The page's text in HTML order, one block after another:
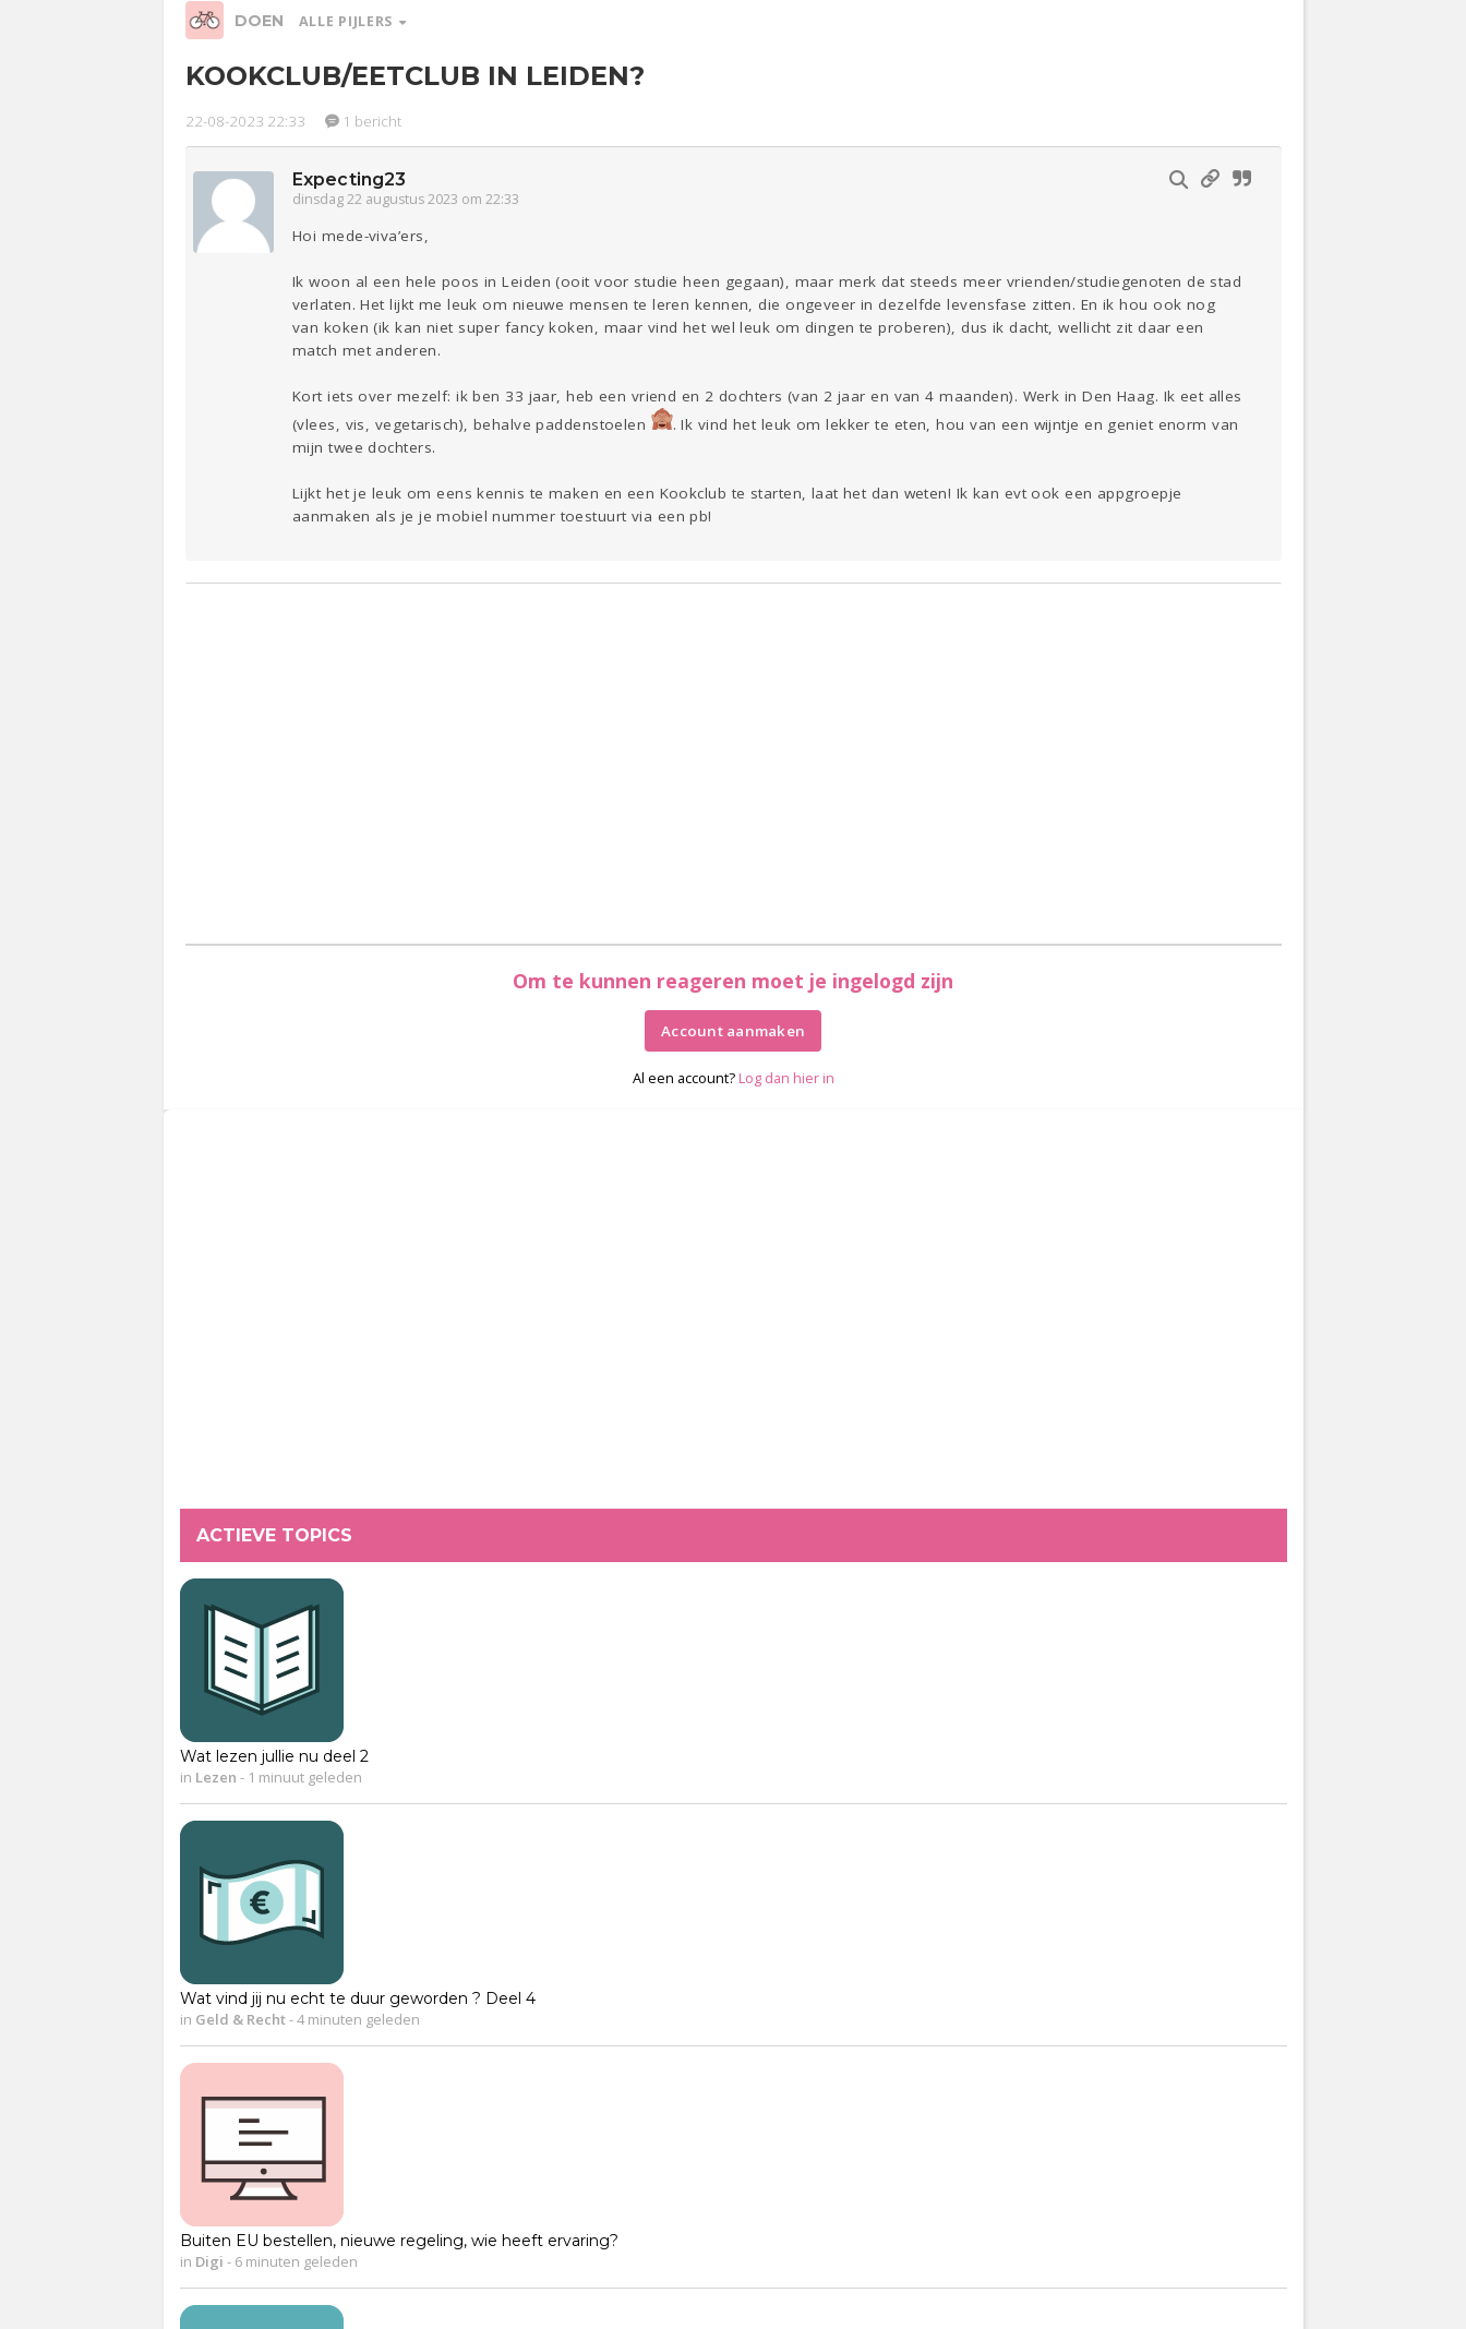
DOEN ALLE PIJLERS
Lijf & Lijn
Sport Contact Viva zoekt Aangeboden Gevraagd Horen Zien
KOOKCLUB/EETCLUB IN LEIDEN?
22-08-2023 22:33 1 bericht
Expecting23
dinsdag 22 augustus 2023 om 22:33
Hoi mede-viva’ers,
Ik woon al een hele poos in Leiden (ooit voor studie heen gegaan), maar merk dat steeds meer vrienden/studiegenoten de stad
verlaten. Het lijkt me leuk om nieuwe mensen te leren kennen, die ongeveer in dezelfde levensfase zitten. En ik hou ook nog
van koken (ik kan niet super fancy koken, maar vind het wel leuk om dingen te proberen), dus ik dacht, wellicht zit daar een
match met anderen.
Kort iets over mezelf: ik ben 33 jaar, heb een vriend en 2 dochters (van 2 jaar en van 4 maanden). Werk in Den Haag. Ik eet alles
(vlees, vis, vegetarisch), behalve paddenstoelen
. Ik vind het leuk om lekker te eten, hou van een wijntje en geniet enorm van
mijn twee dochters.
Lijkt het je leuk om eens kennis te maken en een Kookclub te starten, laat het dan weten! Ik kan evt ook een appgroepje
aanmaken als je je mobiel nummer toestuurt via een pb!
Om te kunnen reageren moet je ingelogd zijn
Account aanmaken
Al een account? Log dan hier in
ACTIEVE TOPICS
Wat lezen jullie nu deel 2
in Lezen -1 minuut geleden
Wat vind jij nu echt te duur geworden ? Deel 4
in Geld & Recht-4 minuten geleden
Buiten EU bestellen, nieuwe regeling, wie heeft ervaring?
in Digi -6 minuten geleden